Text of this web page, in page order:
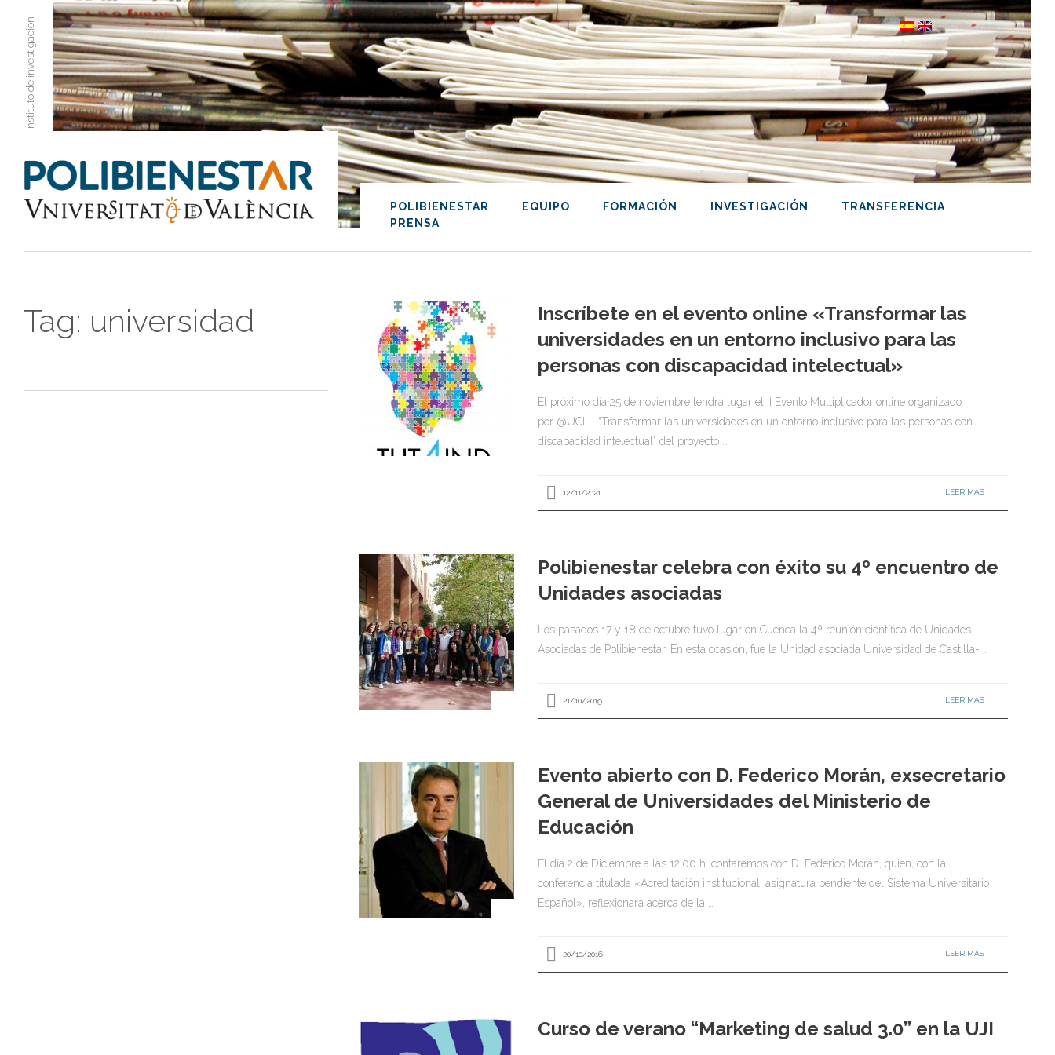
instituto de investigacion
POLIBIENESTAR EQUIPO FORMACIÓN INVESTIGACIÓN
TRANSFERENCIA
PRENSA
Tag: universidad
Inscríbete en el evento online «Transformar las
universidades en un entorno inclusivo para las
personas con discapacidad intelectual»
El próximo día 25 de noviembre tendrá lugar el II Evento Multiplicador online organizado
por @UCLL “Transformar las universidades en un entorno inclusivo para las personas con
discapacidad intelectual” del proyecto …
12/11/2021 LEER MÁS
Polibienestar celebra con éxito su 4º encuentro de
Unidades asociadas
Los pasados 17 y 18 de octubre tuvo lugar en Cuenca la 4ª reunión científica de Unidades
Asociadas de Polibienestar. En esta ocasión, fue la Unidad asociada Universidad de Castilla- …
21/10/2019 LEER MÁS
Evento abierto con D. Federico Morán, exsecretario
General de Universidades del Ministerio de
Educación
El día 2 de Diciembre a las 12,00 h. contaremos con D. Federico Morán, quien, con la
conferencia titulada «Acreditación institucional: asignatura pendiente del Sistema Universitario
Español», reflexionará acerca de la …
20/10/2016 LEER MÁS
Curso de verano “Marketing de salud 3.0” en la UJI